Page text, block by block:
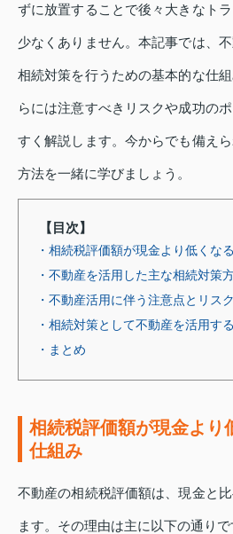
ずに放置することで後々大きなト
少なくありません。本記事では、
相続対策を行うための基本的な仕
らには注意すべきリスクや成功の
すく解説します。今からでも備え
方法を一緒に学びましょう。
【目次】
・相続税評価額が現金より低くな
・不動産を活用した主な相続対策
・不動産活用に伴う注意点とリス
・相続対策として不動産を活用す
・まとめ
相続税評価額が現金より
仕組み
不動産の相続税評価額は、現金と
ます。その理由は主に以下の通りで